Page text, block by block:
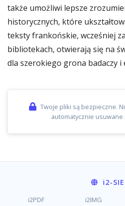
także umożliwi lepsze
historycznych, które
teksty frankońskie, wcześniej
bibliotekach, otwierają się na
dla szerokiego grona badaczy
Twoje pliki są bezpieczne.
automatycznie usuwane
i2-
i2PDF i2IMG